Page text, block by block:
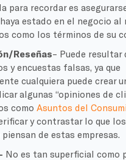
para recordar es
estado en el negocio al
como los términos de su
Reseñas– Puede resultar
y encuestas falsas, ya que
cualquiera puede crear
algunas “opiniones de
como Asuntos del
y contrastar lo que
de estas empresas.
No es tan superficial como